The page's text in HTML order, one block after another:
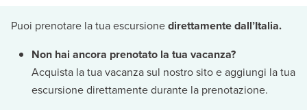
Puoi prenotare la tua escursionedirettamente dall’Italia.
Non hai ancora prenotato la tua vacanza?
Acquista la tua vacanza sul nostro sito e aggiungi la tua
escursione direttamente durante la prenotazione.